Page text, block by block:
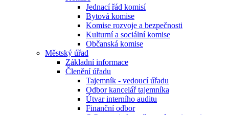
Jednací řád komisí
Bytová komise
Komise rozvoje a bezpečnosti
Kulturní a sociální komise
Občanská komise
Městský úřad
Základní informace
Členění úřadu
Tajemník - vedoucí úřadu
Odbor kancelář tajemníka
Útvar interního auditu
Finanční odbor